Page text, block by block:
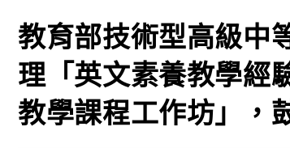
教育部技術型高級中
理「英文素養教學經
教學課程工作坊」，